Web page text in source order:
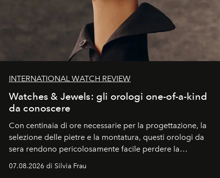
INTERNATIONAL WATCH REVIEW
Watches & Jewels: gli orologi one-of-a-kind
da conoscere
Con centinaia di ore necessarie per la progettazione, la
selezione delle pietre e la montatura, questi orologi da
sera rendono pericolosamente facile perdere la
cognizione del tempo. Ma con quadranti così
07.08.2026 di Silvia Frau